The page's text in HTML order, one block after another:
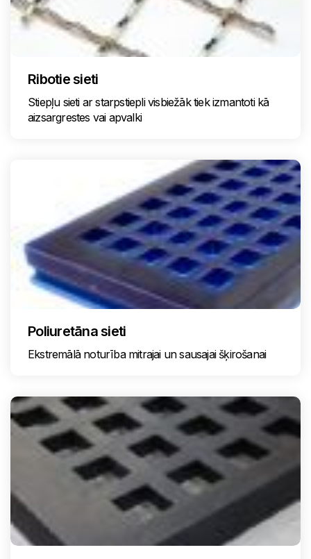
Ribotie sieti
Stiepļu sieti ar starpstiepli visbiežāk tiek izmantoti kā
aizsargrestes vai apvalki
Poliuretāna sieti
Ekstremālā noturība mitrajai un sausajai šķirošanai